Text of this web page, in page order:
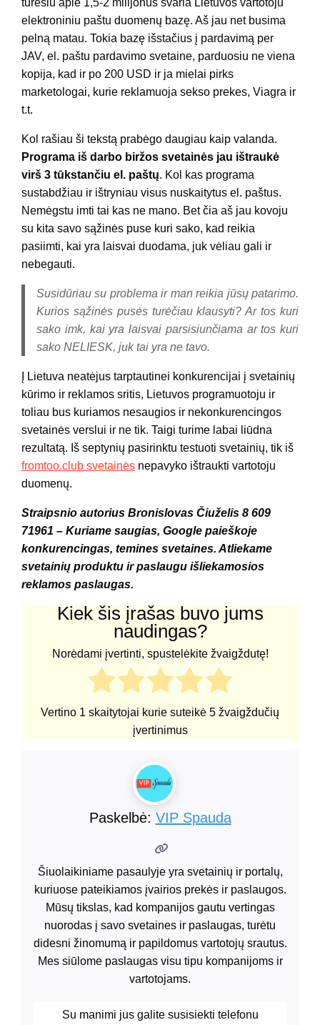
elektroniniu paštu duomenų bazę. Aš jau net busima
pelną matau. Tokia bazę išstačius į pardavimą per
JAV, el. paštu pardavimo svetaine, parduosiu ne viena
kopija, kad ir po 200 USD ir ja mielai pirks
marketologai, kurie reklamuoja sekso prekes, Viagra ir
t.t.
Kol rašiau ši tekstą prabėgo daugiau kaip valanda.
Programa iš darbo biržos svetainės jau ištraukė
virš 3 tūkstančiu el. paštų. Kol kas programa
sustabdžiau ir ištryniau visus nuskaitytus el. paštus.
Nemėgstu imti tai kas ne mano. Bet čia aš jau kovoju
su kita savo sąžinės puse kuri sako, kad reikia
pasiimti, kai yra laisvai duodama, juk vėliau gali ir
nebegauti.
Susidūriau su problema ir man reikia jūsų patarimo.
Kurios sąžinės pusės turėčiau klausyti? Ar tos kuri
sako imk, kai yra laisvai parsisiunčiama ar tos kuri
sako NELIESK, juk tai yra ne tavo.
Į Lietuva neatėjus tarptautinei konkurencijai į svetainių
kūrimo ir reklamos sritis, Lietuvos programuotoju ir
toliau bus kuriamos nesaugios ir nekonkurencingos
svetainės verslui ir ne tik. Taigi turime labai liūdna
rezultatą. Iš septynių pasirinktu testuoti svetainių, tik iš
fromtoo.club svetainės nepavyko ištraukti vartotoju
duomenų.
Straipsnio autorius Bronislovas Čiuželis 8 609
71961 – Kuriame saugias, Google paieškoje
konkurencingas, temines svetaines. Atliekame
svetainių produktu ir paslaugu išliekamosios
reklamos paslaugas.
Kiek šis įrašas buvo jums
naudingas?
Norėdami įvertinti, spustelėkite žvaigždutę!
Vertino 1 skaitytojai kurie suteikė 5 žvaigždučių
įvertinimus
Paskelbė: VIP Spauda
Šiuolaikiniame pasaulyje yra svetainių ir portalų,
kuriuose pateikiamos įvairios prekės ir paslaugos.
Mūsų tikslas, kad kompanijos gautu vertingas
nuorodas į savo svetaines ir paslaugas, turėtu
didesni žinomumą ir papildomus vartotojų srautus.
Mes siūlome paslaugas visu tipu kompanijoms ir
vartotojams.
Su manimi jus galite susisiekti telefonu